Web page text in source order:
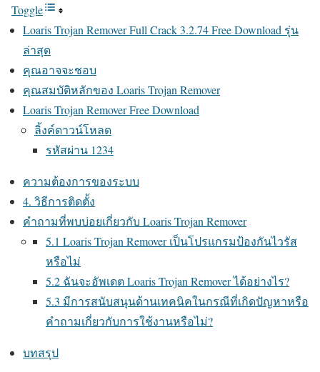
Toggle
Loaris Trojan Remover Full Crack 3.2.74 Free Download รุ่น
ล่าสุด
คุณอาจจะชอบ
คุณสมบัติหลักของ Loaris Trojan Remover
Loaris Trojan Remover Free Download
ลิ้งค์ดาวน์โหลด
รหัสผ่าน 1234
ความต้องการของระบบ
4. วิธีการติดตั้ง
คำถามที่พบบ่อยเกี่ยวกับ Loaris Trojan Remover
5.1 Loaris Trojan Remover เป็นโปรแกรมป้องกันไวรัส
หรือไม่
5.2 ฉันจะอัพเดต Loaris Trojan Remover ได้อย่างไร?
5.3 มีการสนับสนุนด้านเทคนิคในกรณีที่เกิดปัญหาหรือ
คำถามเกี่ยวกับการใช้งานหรือไม่?
บทสรุป